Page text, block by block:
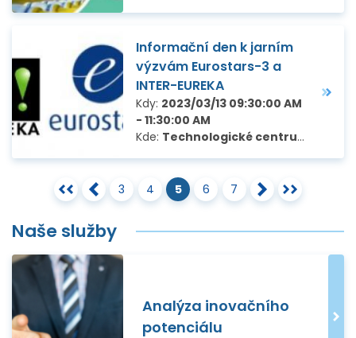
Informační den k jarním
výzvám Eurostars-3 a
INTER-EUREKA
Kdy: 2023/03/13 09:30:00 AM
- 11:30:00 AM
Kde: Technologické centrum Praha, Ve Struhách 27, Praha 6
3 4 5 6 7
Naše služby
Analýza inovačního
potenciálu